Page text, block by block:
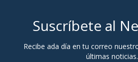
Suscríbete al
Recibe ada día en tu correo
últimas noticias.